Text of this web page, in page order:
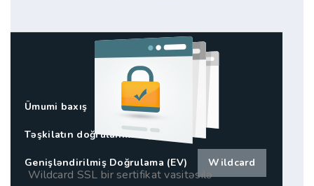
Ümumi baxış Standart SSL (DV)
Təşkilatın doğrulanması (OV)
Genişləndirilmiş Doğrulama (EV) Wildcard
Wildcard SSL bir sertifikat vasitəsilə